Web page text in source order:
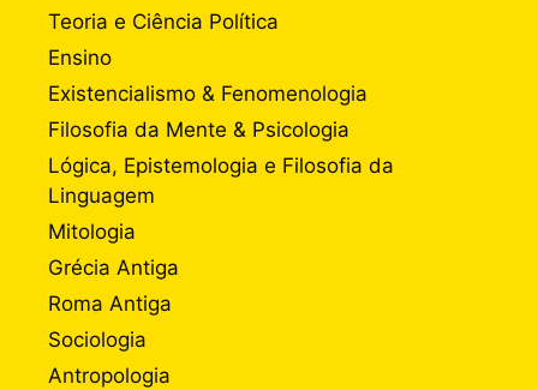
Teoria e Ciência Política
Ensino
Existencialismo & Fenomenologia
Filosofia da Mente & Psicologia
Lógica, Epistemologia e Filosofia da
Linguagem
Mitologia
Grécia Antiga
Roma Antiga
Sociologia
Antropologia